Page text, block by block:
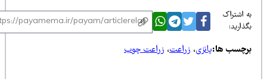
اشتراک
ها:پانزی،زراعت،زراعت چوب